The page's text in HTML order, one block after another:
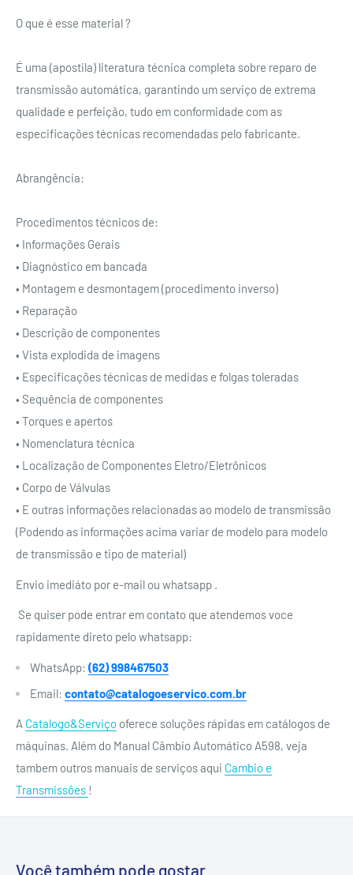
O que é esse material ?
É uma (apostila) literatura técnica completa sobre reparo de
transmissão automática, garantindo um serviço de extrema
qualidade e perfeição, tudo em conformidade com as
especificações técnicas recomendadas pelo fabricante.
Abrangência:
Procedimentos técnicos de:
• Informações Gerais
• Diagnóstico em bancada
• Montagem e desmontagem (procedimento inverso)
• Reparação
• Descrição de componentes
• Vista explodida de imagens
• Especificações técnicas de medidas e folgas toleradas
• Sequência de componentes
• Torques e apertos
• Nomenclatura técnica
• Localização de Componentes Eletro/Eletrônicos
• Corpo de Válvulas
• E outras informações relacionadas ao modelo de transmissão
(Podendo as informações acima variar de modelo para modelo
de transmissão e tipo de material)
Envio imediáto por e-mail ou whatsapp .
Se quiser pode entrar em contato que atendemos voce
rapidamente direto pelo whatsapp:
WhatsApp: (62) 998467503
Email: contato@catalogoeservico.com.br
A Catalogo&Serviço oferece soluções rápidas em catálogos de
máquinas. Além do Manual Câmbio Automático A598, veja
tambem outros manuais de serviços aqui Cambio e
Transmissôes !
Você também pode gostar